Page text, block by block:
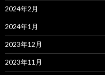
2024年2月
2024年1月
2023年12月
2023年11月